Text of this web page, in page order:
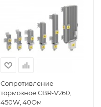
Сопротивление
тормозное CBR-V260,
450W, 40Ом